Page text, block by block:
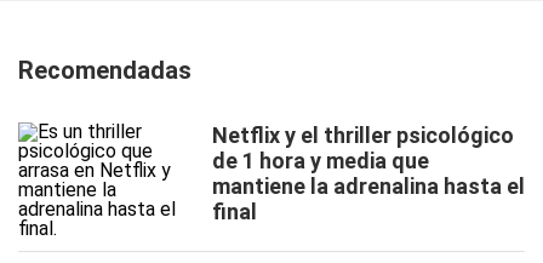
Recomendadas
Netflix y el thriller psicológico
de 1 hora y media que
mantiene la adrenalina hasta el
final